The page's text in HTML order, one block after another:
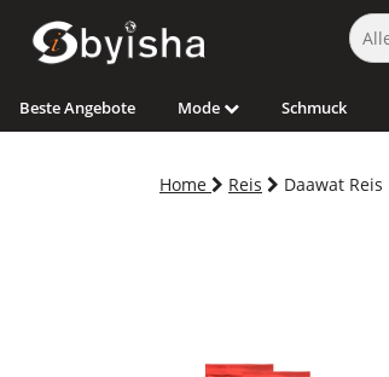
Beste Angebote Mode Schmuck
Home Reis Daawat Reis